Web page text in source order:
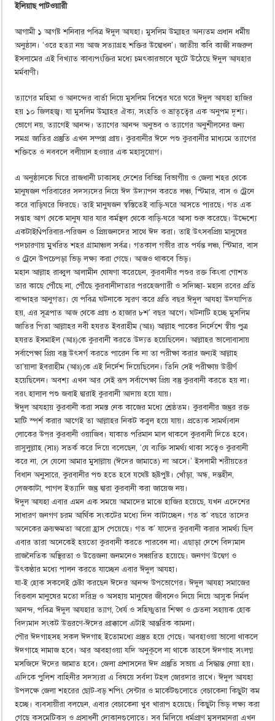
ইলিয়াছ পাটওয়ারী
আগামী ১ আগষ্ট শনিবার পবিত্র ঈদুল আযহা। মুসলিম উম্মাহর অন্যতম প্রধান ধর্মীয়
অনুষ্ঠান। ‘ওরে হত্যা নয় আজ সত্যাগ্রহ শক্তির উদ্বোধন’। জাতীয় কবি কাজী নজরুল
ইসলামের এই বিখ্যাত কাব্যপংক্তির মধ্যে চমৎকারভাবে ফুটে উঠেছে ঈদুল আযহার
মর্মবাণী।
ত্যাগের মহিমা ও আনন্দের বার্তা নিয়ে মুসলিম বিশ্বের ঘরে ঘরে ঈদুল আযহা হাজির
হয় ১০ জিলহজ্ব। যা মুসলিম উম্মাহর ঐক্য, সংহতি ও ভ্রাতৃত্বের এক অনুপম দৃশ্য।
ভোগে নয়, ত্যাগেই আনন্দ। ত্যাগের আনন্দ অনুভব ও ত্যাগের অনুশীলনের জন্য
সমগ্র জাতির প্রস্তুতি এখন সম্পন্ন প্রায়। কুরবানীর ঈদে পশু কুরবানীর মাধ্যমে ত্যাগের
শক্তিতে ও নববলে বলীয়ান হওয়ার এক মহাসুযোগ।
এ অনুষ্ঠানকে ঘিরে রাজধানী ঢাকাসহ দেশের বিভিন্ন বিভাগীয় ও জেলা শহর থেকে
মানুষজন পরিবারের সদস্যদের নিয়ে ঈদ উদ্যাপন করতে লঞ্চ, স্টিমার, বাস ও ট্রেনে
করে বাড়িঘরে ফিরছে। তাই মানুষজন স্বস্তিতেই বাড়ি-ঘরে আসতে পারছে। গত এক
সপ্তাহ আগ থেকে মানুষ যার যার কর্মস্থল থেকে বাড়ি-ঘরে আসা শুরু করেছে। উদ্দেশ্যে
একটাইÑপরিবার-পরিজন ও প্রিয়জনদের সাথে ঈদ করা। তাই উৎসবপ্রিয় মানুষের
পদচারণায় মুখরিত শহর গ্রামাঞ্চল সর্বত্র। গতকাল গভীর রাত পর্যন্ত লঞ্চ, স্টিমার, বাস
ও ট্রেনে উপচেপড়া ভিড় লক্ষ্য করা গেছে। আজও থাকবে ভিড়।
মহান আল্লাহ রাব্বুল আলামীন ঘোষণা করেছেন, কুরবানীর পশুর রক্ত কিংবা গোশত
তার কাছে পৌঁছে না, পৌঁছে কুরবানীদাতার পরহেজগারী ও সদিচ্ছা- মহান রবের প্রতি
বান্দাহর আনুগত্য। যে পবিত্র ঘটনাকে স্মরণ করে প্রতি বছর ঈদুল আযহা উদযাপিত
হয়, এর সূত্রপাত আজ থেকে প্রায় ৩ হাজার ৮শ’ বছর আগে। ঘটনাটি হচ্ছে মুসলিম
জাতির পিতা আল্লাহর নবী হযরত ইবরাহীম (আঃ) আল্লাহ পাকের নির্দেশে স্বীয় পুত্র
হযরত ইসমাইল (আঃ)কে কুরবানী করতে উদ্যত হয়েছিলেন। আল্লাহর ভালোবাসায়
সর্বাপেক্ষা প্রিয় বস্তু উৎসর্গ করতে পারেন কি না তা পরীক্ষা করার জন্যই আল্লাহ
তা’য়ালা ইবরাহীম (আঃ)কে এই নির্দেশ দিয়েছিলেন। তিনি সেই পরীক্ষায় উত্তীর্ণ
হয়েছিলেন। অবশ্য এখন আর সেই রূপ সর্বাপেক্ষা প্রিয় বস্তু কুরবানী করতে হয় না।
বরং হালাল পশু জবাই দ্বারাই কুরবানী আদায় হয়ে যায়।
ঈদুল আযহায় কুরবানী করা সমস্ত নেক কাজের মধ্যে শ্রেষ্ঠতম। কুরবানীর জন্তুর রক্ত
মাটি স্পর্শ করার আগেই তা আল্লাহর নিকট কবুল হয়ে যায়। প্রত্যেক সামর্থ্যবান
লোকের উপর কুরবানী ওয়াজিব। যাকাত পরিমান মাল থাকলে কুরবানী দিতে হবে।
রাসুলুল্লাহ (সাঃ) সতর্ক করে দিয়ে বলেছেন, ‘যে ব্যক্তি সামর্থ্য থাকা সত্বেও কুরবানী
করে না, সে যেনো আমার মুসাল্লায় (ঈদের জামাতে) না আসে।’ ইসলামী শরীয়তের
বিধান অনুসারে, কুরবানীর পশু হতে হবে যথেষ্ট হৃষ্টপুষ্ট। খোঁড়া, অন্ধ, দন্তহীন,
লেজকাটা, পাগল ইত্যাদি জন্তু দ্বারা কুরবানী করা জায়েজ নয়।
ঈদুল আযহা এবার এমন এক সময়ে আমাদের মাঝে হাজির হয়েছে, যখন এদেশের
সাধারণ জনগণ চরম আর্থিক সংকটের মধ্যে দিন কাটাচ্ছেন। গত ক’ বছরে তাদের
অনেকের ক্রয়ক্ষমতা আরো হ্রাস পেয়েছে। গত ক’ যাদের কুরবানী করার সামর্থ্য ছিল
এবার তারা অনেকেই হয়তো কুরবানী করতে পারবেন না। এছাড়া দেশে বিদ্যমান
রাজনৈতিক অস্থিরতা ও উত্তেজনা জনমনেও সঞ্চারিত হয়েছে। জনগণ উদ্বেগ ও
উৎকণ্ঠার মধ্যে পালন করতে যাচ্ছেন এবার ঈদুল আযহা।
যা-ই হোক সকলেই চেষ্টা করছেন ঈদের আনন্দ উপভোগের। ঈদুল আযহা সমাজের
বিত্তবান মানুষের মতো দরিদ্র ও অসহায় মানুষের জীবনেও নিয়ে নিয়ে আসুক নির্মল
আনন্দ, পবিত্র ঈদুল আযহার ত্যাগ, ধৈর্য ও সহিষ্ণুতার শিক্ষা ও চেতনা সহায়ক হোক
বিদ্যমান সংকট উত্তরণে-ঈদের প্রাক্কালে এটাই আন্তরিক কামনা।
পৌর ঈদগাহসহ সকল ঈদগাহ ইতোমধ্যে প্রস্তুত হয়ে গেছে। আবহাওয়া ভালো থাকলে
ঈদগাহে নামাজ হবে। আর আবহাওয়া যদি অনুকূলে না থাকে তাহলে ঈদগাহ সংলগ্ন
মসজিদে ঈদের জামাত হবে। জেলা প্রশাসনের ঈদ প্রস্তুতি সভায় এ সিদ্ধান্ত নেয়া হয়।
এদিকে পুলিশ বাহিনীর সদস্যরা এ বিষয়ে সর্বদা টহল জোরদার রাখে। ঈদুল আযহা
উপলক্ষে জেলা শহরের ছোট-বড় শপিং সেন্টার ও মার্কেটগুলোতে বেচাকেনা কিছুটা কম
হচ্ছে। ব্যবসায়ীরা বলছেন, এবার বেচাকেনা খুব খারাপ হয়েছে। কিছুটা ভিড় লক্ষ্য করা
গেছে কসমেটিকস্ ও প্রসাধনী দোকানগুলোতে। সব মিলিয়ে ধর্মপ্রাণ মুসলমানরা এখন